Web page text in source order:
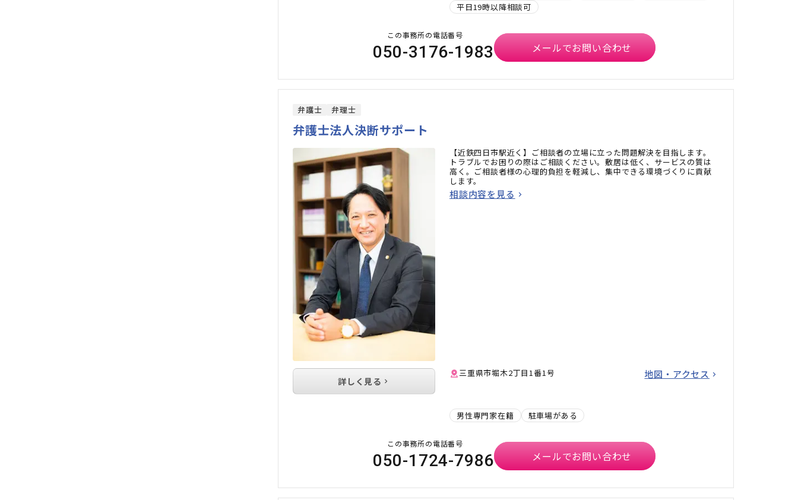
平日19時以降相談可
この事務所の電話番号
050-3176-1983 メールでお問い合わせ
弁護士 弁理士
弁護士法人決断サポート
【近鉄四日市駅近く】ご相談者の立場に立った問題解決を目指します。
トラブルでお困りの際はご相談ください。敷居は低く、サービスの質は
高く。ご相談者様の心理的負担を軽減し、集中できる環境づくりに貢献
します。
相談内容を見る
三重県市堀木2丁目1番1号 地図・アクセス
男性専門家在籍 駐車場がある
詳しく見る
この事務所の電話番号
050-1724-7986 メールでお問い合わせ